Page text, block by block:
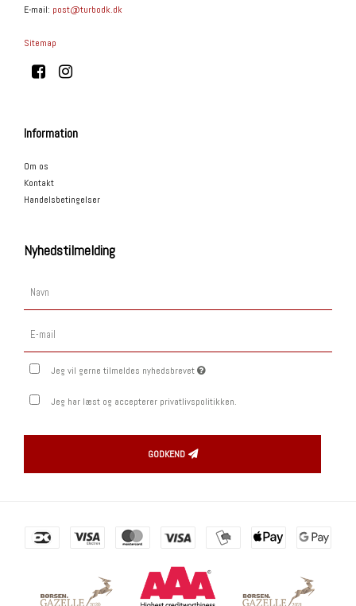
E-mail: post@turbodk.dk
Sitemap
Information
Om os
Kontakt
Handelsbetingelser
Nyhedstilmelding
Jeg vil gerne tilmeldes nyhedsbrevet
Jeg har læst og accepterer privatlivspolitikken.
GODKEND